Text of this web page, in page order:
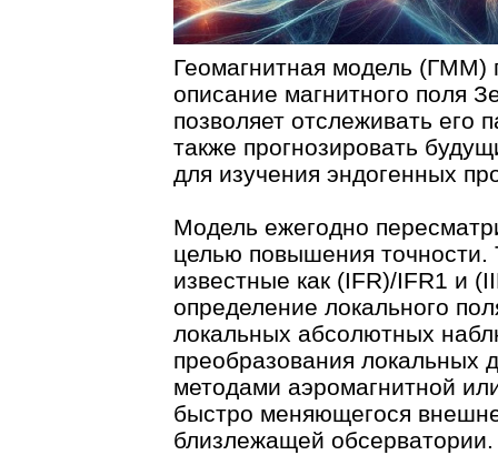
Геомагнитная модель (ГММ)
описание магнитного поля
позволяет отслеживать его
также прогнозировать
для изучения эндогенных
Модель ежегодно
целью повышения
известные как (IFR)/IFR1 и
определение локального
локальных абсолютных
преобразования локальных
методами аэромагнитной
быстро меняющегося
близлежащей обсерватории.